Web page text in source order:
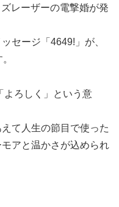
レーザーの電撃婚が発
セージ「4649!」が、
よろしく」という意
て人生の節目で使った
アと温かさが込められ